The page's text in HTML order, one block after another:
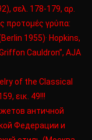
σελ. 178-179, αρ.
προτομές γρύπα:
1955)· Hopkins,
Cauldron”, AJA
of the Classical
εικ. 49!!!
античной
Федерации и